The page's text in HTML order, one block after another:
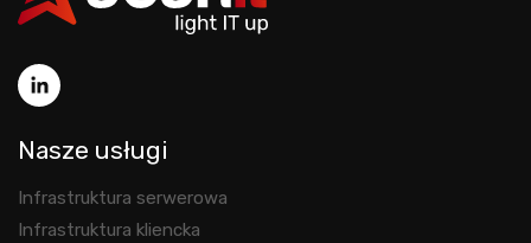
Nasze usługi
Infrastruktura serwerowa
Infrastruktura kliencka